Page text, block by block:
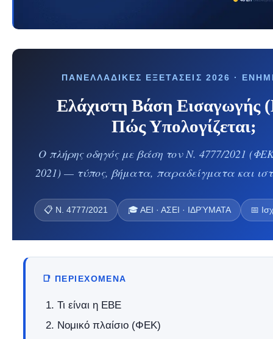
ΠΑΝΕΛΛΑΔΙΚΈΣ ΕΞΕΤΆΣΕΙΣ 2026 ·
Ελάχιστη Βάση Εισαγωγής
Πώς Υπολογίζεται;
Ο πλήρης οδηγός με βάση τον Ν. 4777/2021
2021) — τύπος, βήματα, παραδείγματα και
📋 Ν. 4777/2021 🎓 ΑΕΙ · ΑΣΕΙ · ΙΔΡΎΜΑΤΑ 📅
📑 ΠΕΡΙΕΧΌΜΕΝΑ
Τι είναι η ΕΒΕ
Νομικό πλαίσιο (ΦΕΚ)